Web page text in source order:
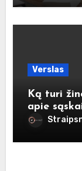
Verslas
Ką turi
apie